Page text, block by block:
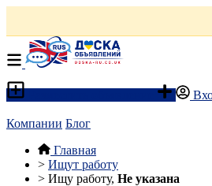
Компании Блог
Главная
> Ищут работу
> Ищу работу, Не указана